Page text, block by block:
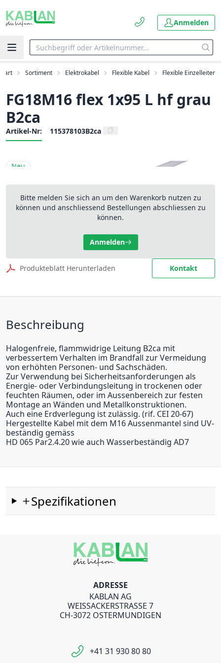
Anmelden
Sortiment Elektrokabel Flexible Kabel Flexible Einzelleiter
FG18M16 flex 1x95 L hf grau
B2ca
Artikel-Nr: 115378103B2ca
Neu
Bitte melden Sie sich an um den Warenkorb nutzen zu
können und anschliessend Bestellungen abschliessen zu
können.
Anmelden
Produkteblatt Herunterladen Kontakt
Beschreibung
Halogenfreie, flammwidrige Leitung B2ca mit
verbessertem Verhalten im Brandfall zur Vermeidung
von erhöhten Personen- und Sachschäden.
Zur Verwendung bei Sicherheitsanforderungen als
Energie- oder Verbindungsleitung in trockenen oder
feuchten Räumen, oder im Aussenbereich zur festen
Montage an Wänden und Metallkonstruktionen.
Auch eine Erdverlegung ist zulässig. (rif. CEI 20-67)
Hergestellte Kabel mit dem M16 Aussenmantel sind UV-
beständig gemäss
HD 065 Par2.4.20 wie auch Wasserbeständig AD7
Spezifikationen
ADRESSE
KABLAN AG
WEISSACKERSTRASSE 7
CH-3072 OSTERMUNDIGEN
+41 31 930 80 80